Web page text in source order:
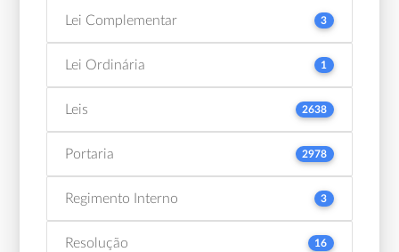
Lei Complementar 3
Lei Ordinária 1
Leis 2638
Portaria 2978
Regimento Interno 3
Resolução 16